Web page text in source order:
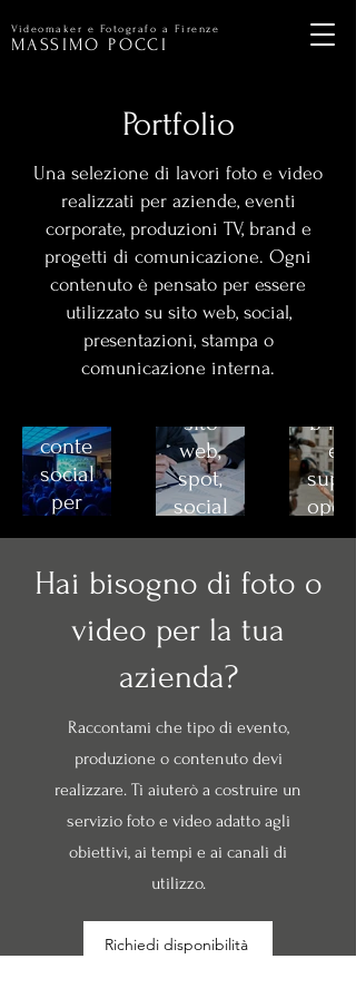
MASSIMO POCCI
Videomaker e Fotografo a Firenze
Portfolio
Una selezione di lavori foto e video
realizzati per aziende, eventi
corporate, produzioni TV, brand e
progetti di comunicazione. Ogni
contenuto è pensato per essere
utilizzato su sito web, social,
presentazioni, stampa o
comunicazione interna.
Eventi
aziendali
Video
recap,
fotografie,
contenuti
social
per
inaugurazioni,
aziendali
prodotto.
Servizi
per
Aziende
Video
corporate,
contenuti
sito
web,
spot,
social
content
fotografia
aziendale
per
brand,
e
agenzie.
b-roll
e
per
Hai bisogno di foto o
video per la tua
azienda?
Raccontami che tipo di evento,
produzione o contenuto devi
realizzare. Ti aiuterò a costruire un
servizio foto e video adatto agli
obiettivi, ai tempi e ai canali di
utilizzo.
Richiedi disponibilità